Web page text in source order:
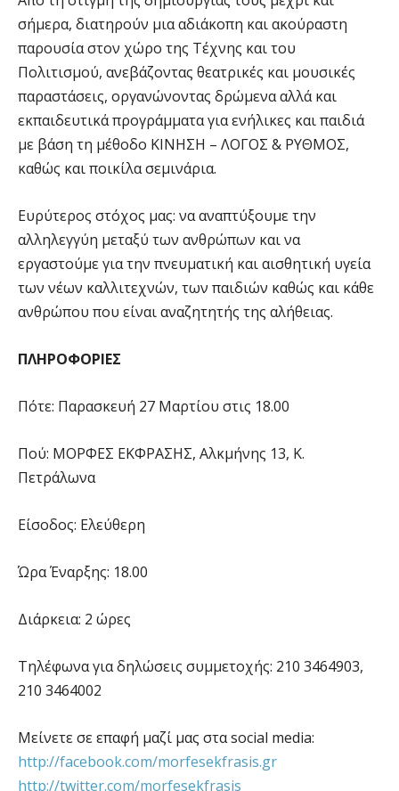
σήμερα, διατηρούν μια αδιάκοπη και ακούραστη
παρουσία στον χώρο της Τέχνης και του
Πολιτισμού, ανεβάζοντας θεατρικές και μουσικές
παραστάσεις, οργανώνοντας δρώμενα αλλά και
εκπαιδευτικά προγράμματα για ενήλικες και παιδιά
με βάση τη μέθοδο ΚΙΝΗΣΗ – ΛΟΓΟΣ & ΡΥΘΜΟΣ,
καθώς και ποικίλα σεμινάρια.
Ευρύτερος στόχος μας: να αναπτύξουμε την
αλληλεγγύη μεταξύ των ανθρώπων και να
εργαστούμε για την πνευματική και αισθητική υγεία
των νέων καλλιτεχνών, των παιδιών καθώς και κάθε
ανθρώπου που είναι αναζητητής της αλήθειας.
ΠΛΗΡΟΦΟΡΙΕΣ
Πότε: Παρασκευή 27 Mαρτίου στις 18.00
Πού: ΜΟΡΦΕΣ ΕΚΦΡΑΣΗΣ, Αλκμήνης 13, Κ.
Πετράλωνα
Είσοδος: Ελεύθερη
Ώρα Έναρξης: 18.00
Διάρκεια: 2 ώρες
Τηλέφωνα για δηλώσεις συμμετοχής: 210 3464903,
210 3464002
Μείνετε σε επαφή μαζί μας στα social media:
http://facebook.com/morfesekfrasis.gr
http://twitter.com/morfesekfrasis